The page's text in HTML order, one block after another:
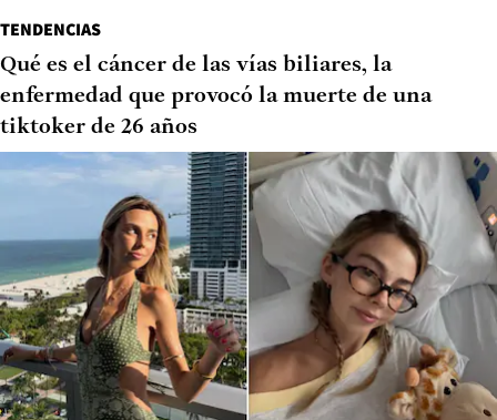
TENDENCIAS
Qué es el cáncer de las vías biliares, la
enfermedad que provocó la muerte de una
tiktoker de 26 años